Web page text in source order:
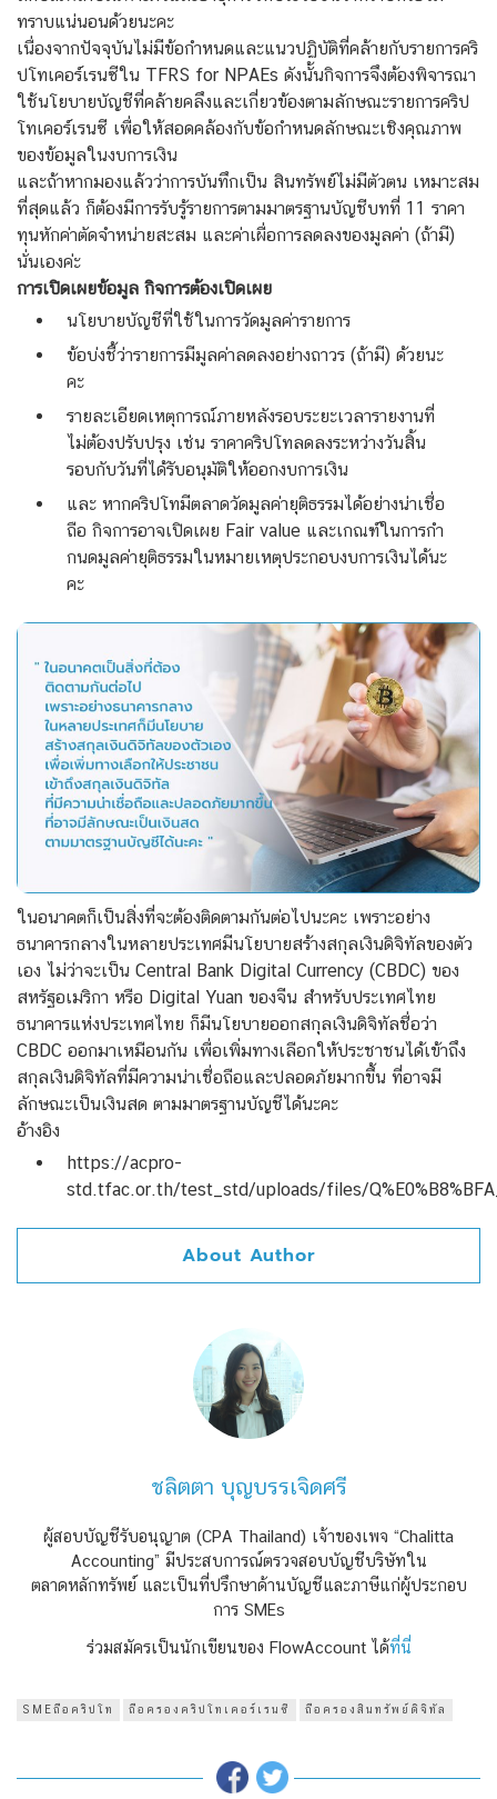
ทราบแน่นอนด้วยนะคะ
เนื่องจากปัจจุบันไม่มีข้อกำหนดและแนวปฏิบัติที่คล้ายกับรายการคริ
ปโทเคอร์เรนซีใน TFRS for NPAEs ดังนั้นกิจการจึงต้องพิจารณา
ใช้นโยบายบัญชีที่คล้ายคลึงและเกี่ยวข้องตามลักษณะรายการคริป
โทเคอร์เรนซี เพื่อให้สอดคล้องกับข้อกำหนดลักษณะเชิงคุณภาพ
ของข้อมูลในงบการเงิน
และถ้าหากมองแล้วว่าการบันทึกเป็น สินทรัพย์ไม่มีตัวตน เหมาะสม
ที่สุดแล้ว ก็ต้องมีการรับรู้รายการตามมาตรฐานบัญชีบทที่ 11 ราคา
ทุนหักค่าตัดจำหน่ายสะสม และค่าเผื่อการลดลงของมูลค่า (ถ้ามี)
นั่นเองค่ะ
การเปิดเผยข้อมูล กิจการต้องเปิดเผย
นโยบายบัญชีที่ใช้ในการวัดมูลค่ารายการ
ข้อบ่งชี้ว่ารายการมีมูลค่าลดลงอย่างถาวร (ถ้ามี) ด้วยนะ
คะ
รายละเอียดเหตุการณ์ภายหลังรอบระยะเวลารายงานที่
ไม่ต้องปรับปรุง เช่น ราคาคริปโทลดลงระหว่างวันสิ้น
รอบกับวันที่ได้รับอนุมัติให้ออกงบการเงิน
และ หากคริปโทมีตลาดวัดมูลค่ายุติธรรมได้อย่างน่าเชื่อ
ถือ กิจการอาจเปิดเผย Fair value และเกณฑ์ในการกำ
กนดมูลค่ายุติธรรมในหมายเหตุประกอบงบการเงินได้นะ
คะ
ในอนาคตก็เป็นสิ่งที่จะต้องติดตามกันต่อไปนะคะ เพราะอย่าง
ธนาคารกลางในหลายประเทศมีนโยบายสร้างสกุลเงินดิจิทัลของตัว
เอง ไม่ว่าจะเป็น Central Bank Digital Currency (CBDC) ของ
สหรัฐอเมริกา หรือ Digital Yuan ของจีน สำหรับประเทศไทย
ธนาคารแห่งประเทศไทย ก็มีนโยบายออกสกุลเงินดิจิทัลชื่อว่า
CBDC ออกมาเหมือนกัน เพื่อเพิ่มทางเลือกให้ประชาชนได้เข้าถึง
สกุลเงินดิจิทัลที่มีความน่าเชื่อถือและปลอดภัยมากขึ้น ที่อาจมี
ลักษณะเป็นเงินสด ตามมาตรฐานบัญชีได้นะคะ
อ้างอิง
https://acpro-
std.tfac.or.th/test_std/uploads/files/
About Author
ชลิตตา บุญบรรเจิดศรี
ผู้สอบบัญชีรับอนุญาต (CPA Thailand) เจ้าของเพจ “Chalitta
Accounting” มีประสบการณ์ตรวจสอบบัญชีบริษัทใน
ตลาดหลักทรัพย์ และเป็นที่ปรึกษาด้านบัญชีและภาษีแก่ผู้ประกอบ
การ SMEs
ร่วมสมัครเป็นนักเขียนของ FlowAccount ได้ที่นี่
SMEถือคริปโท ถือครองคริปโทเคอร์เรนซี ถือครองสินทรัพย์ดิจิทัล